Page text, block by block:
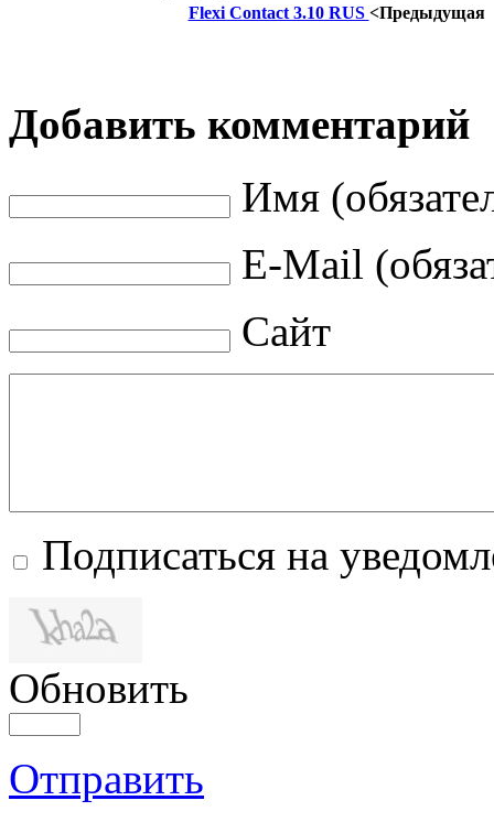
Flexi Contact 3.10 RUS <Предыдущая
Добавить комментарий
Имя
E-Mail
Сайт
Подписаться на
Обновить
Отправить